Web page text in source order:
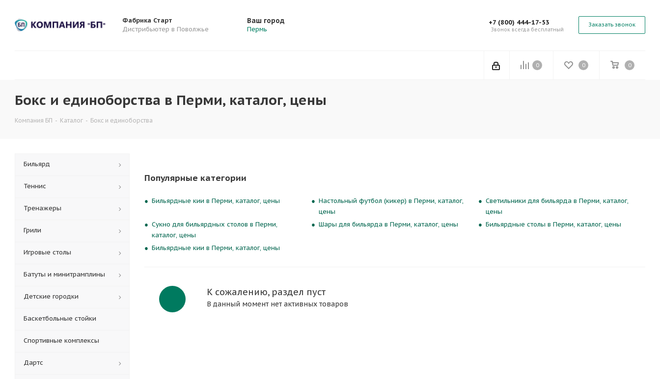
Фабрика Старт
Дистрибьютер в Поволжье
Ваш город
Пермь
+7 (800) 444-17-53
Звонок всегда бесплатный
Заказать звонок
0 0 0
Бокс и единоборства в Перми, каталог, цены
Компания БП - Каталог - Бокс и единоборства
Популярные категории
Бильярдные кии в Перми, каталог, цены
Настольный футбол (кикер) в Перми, каталог,
цены
Светильники для бильярда в Перми, каталог,
цены
Сукно для бильярдных столов в Перми,
каталог, цены
Шары для бильярда в Перми, каталог, цены Бильярдные столы в Перми, каталог, цены
Бильярдные кии в Перми, каталог, цены
К сожалению, раздел пуст
В данный момент нет активных товаров
Бильярд
Теннис
Тренажеры
Грили
Игровые столы
Батуты и минитрамплины
Детские городки
Баскетбольные стойки
Спортивные комплексы
Дартс